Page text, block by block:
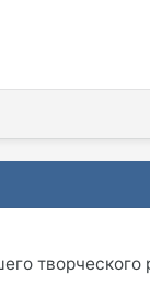
творческого